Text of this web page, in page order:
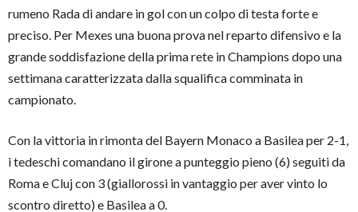
rumeno Rada di andare in gol con un colpo di testa forte e
preciso. Per Mexes una buona prova nel reparto difensivo e la
grande soddisfazione della prima rete in Champions dopo una
settimana caratterizzata dalla squalifica comminata in
campionato.
Con la vittoria in rimonta del Bayern Monaco a Basilea per 2-1,
i tedeschi comandano il girone a punteggio pieno (6) seguiti da
Roma e Cluj con 3 (giallorossi in vantaggio per aver vinto lo
scontro diretto) e Basilea a 0.